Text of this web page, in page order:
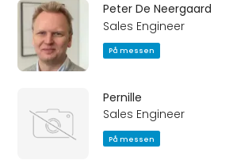
Peter De Neergaard
Sales Engineer
På messen
Pernille
Sales Engineer
På messen